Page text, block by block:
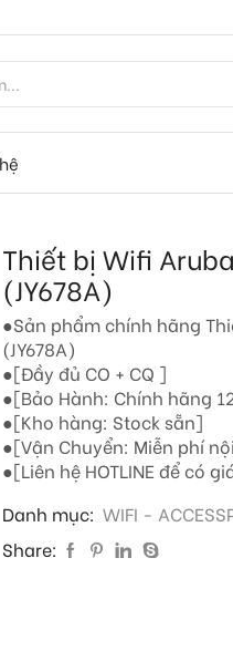
Thiết bị Wifi
(JY678A)
●Sản phẩm chính hãng
(JY678A)
●[Đầy đủ CO + CQ ]
●[Bảo Hành: Chính hãng
●[Kho hàng: Stock sẵn]
●[Vận Chuyển: Miễn phí
●[Liên hệ HOTLINE để có
Danh mục: WIFI -
Share: